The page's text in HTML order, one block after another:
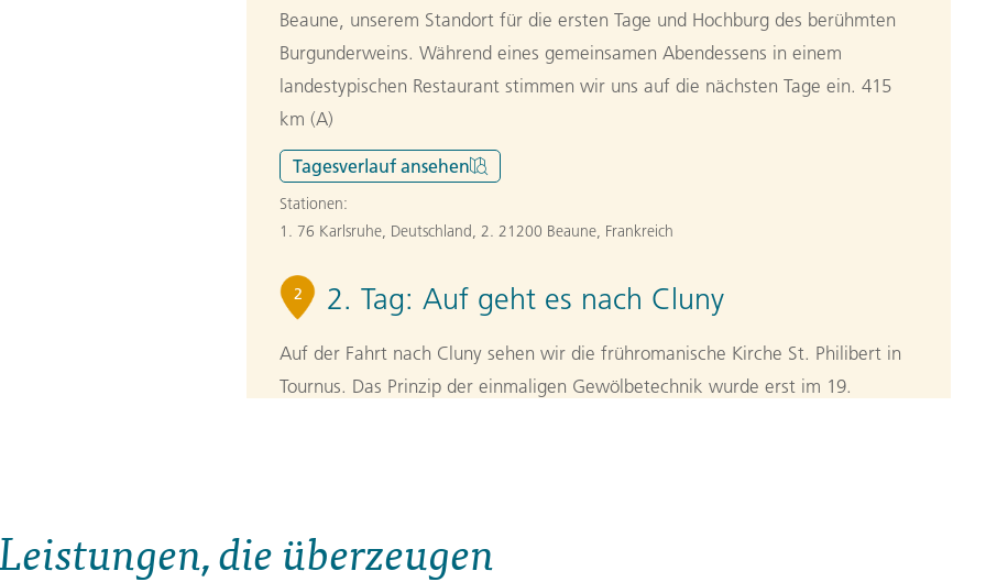
Beaune, unserem Standort für die ersten Tage und Hochburg des berühmten
Burgunderweins. Während eines gemeinsamen Abendessens in einem
landestypischen Restaurant stimmen wir uns auf die nächsten Tage ein. 415
km (A)
Tagesverlauf ansehen
Stationen:
1. 76 Karlsruhe, Deutschland, 2. 21200 Beaune, Frankreich
2 2. Tag: Auf geht es nach Cluny
Auf der Fahrt nach Cluny sehen wir die frühromanische Kirche St. Philibert in
Tournus. Das Prinzip der einmaligen Gewölbetechnik wurde erst im 19.
die Politik zwischen Papst, Kaiser und Königen lassen sich auch heute noch an
die überzeugen